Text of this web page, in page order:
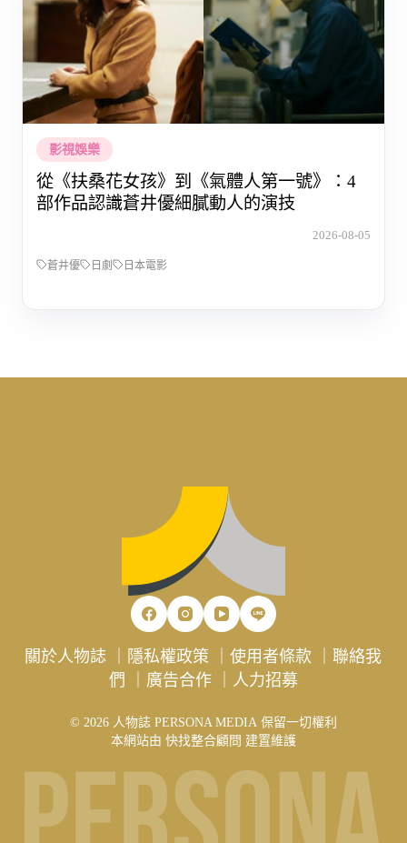
影視娛樂
從《扶桑花女孩》到《氣體人第一號》：4
部作品認識蒼井優細膩動人的演技
2026-08-05
蒼井優 日劇 日本電影
關於人物誌 隱私權政策 ｜使用者條款 ｜聯絡我
們
廣告合作｜ 人力招募
© 2026 人物誌 PERSONA MEDIA 保留一切權利
本網站由 快找整合顧問 建置維護